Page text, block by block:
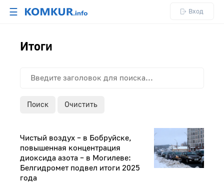
☰ Вход
Итоги
Поиск Очистить
Чистый воздух – в Бобруйске,
повышенная концентрация
диоксида азота – в Могилеве:
Белгидромет подвел итоги 2025
года